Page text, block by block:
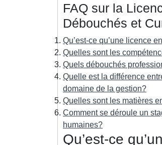
FAQ sur la
Débouchés et
Qu’est-ce qu’une licence
Quelles sont les
Quels débouchés
Quelle est la différence
domaine de la gestion?
Quelles sont les matières
Comment se déroule un
humaines?
Qu’est-ce